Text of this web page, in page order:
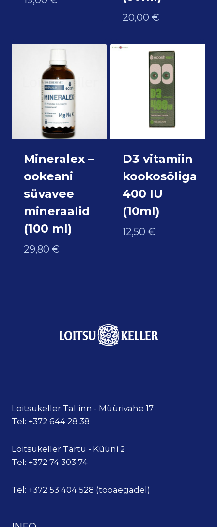
20,00 €
Mineralex –
ookeani
süvavee
mineraalid
(100 ml)
29,80 €
D3 vitamiin
kookosõliga
400 IU
(10ml)
12,50 €
Loitsukeller Tallinn - Müürivahe 17
Tel: +372 644 28 38
Loitsukeller Tartu - Küüni 2
Tel: +372 74 303 74
Tel: +372 53 404 528 (tööaegadel)